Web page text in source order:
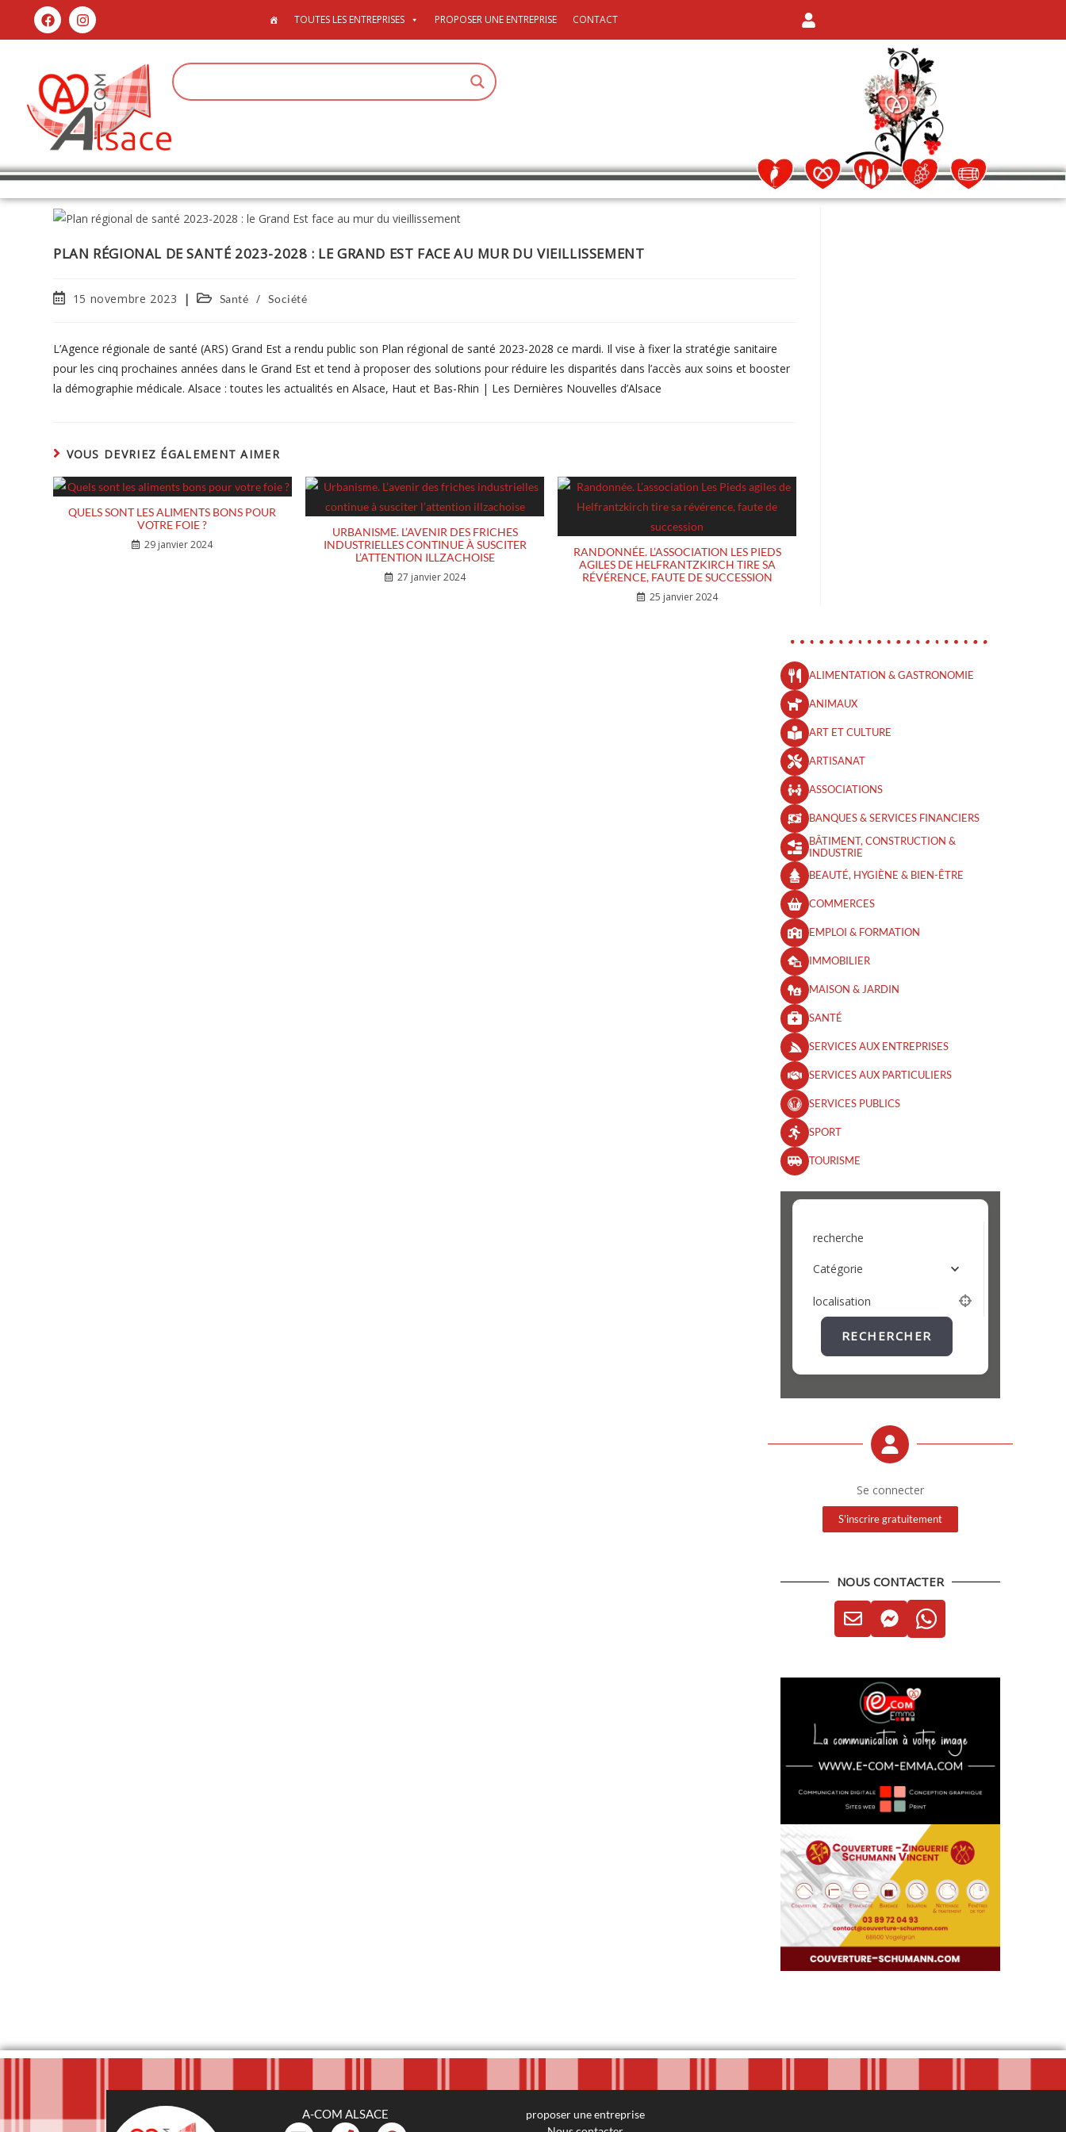
TOUTES LES ENTREPRISES PROPOSER UNE ENTREPRISE CONTACT
PLAN RÉGIONAL DE SANTÉ 2023-2028 : LE GRAND EST FACE AU MUR DU VIEILLISSEMENT
15 novembre 2023 Santé / Société
L’Agence régionale de santé (ARS) Grand Est a rendu public son Plan régional de santé 2023-2028 ce mardi. Il vise à fixer la stratégie sanitaire
pour les cinq prochaines années dans le Grand Est et tend à proposer des solutions pour réduire les disparités dans l’accès aux soins et booster
la démographie médicale. Alsace : toutes les actualités en Alsace, Haut et Bas-Rhin | Les Dernières Nouvelles d’Alsace
VOUS DEVRIEZ ÉGALEMENT AIMER
QUELS SONT LES ALIMENTS BONS POUR
VOTRE FOIE ?
29 janvier 2024
URBANISME. L’AVENIR DES FRICHES
INDUSTRIELLES CONTINUE À SUSCITER
L’ATTENTION ILLZACHOISE
27 janvier 2024
RANDONNÉE. L’ASSOCIATION LES PIEDS
AGILES DE HELFRANTZKIRCH TIRE SA
RÉVÉRENCE, FAUTE DE SUCCESSION
25 janvier 2024
ALIMENTATION & GASTRONOMIE
ANIMAUX
ART ET CULTURE
ARTISANAT
ASSOCIATIONS
BANQUES & SERVICES FINANCIERS
BÂTIMENT, CONSTRUCTION &
INDUSTRIE
BEAUTÉ, HYGIÈNE & BIEN-ÊTRE​
COMMERCES
EMPLOI & FORMATION
IMMOBILIER
MAISON & JARDIN
SANTÉ
SERVICES AUX ENTREPRISES
SERVICES AUX PARTICULIERS
SERVICES PUBLICS
SPORT
TOURISME
recherche
Catégorie
localisation
RECHERCHER
Se connecter
S'inscrire gratuitement
NOUS CONTACTER
A-COM ALSACE
proposer une entreprise